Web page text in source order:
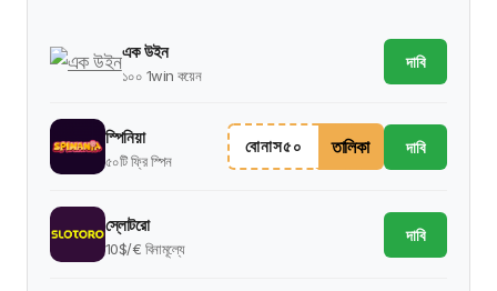
এক উইন
১০০ 1win কয়েন
দাবি
স্পিনিয়া
৫০টি ফ্রি স্পিন
বোনাস৫০ তালিকা দাবি
স্লোটরো
10$/€ বিনামূল্যে
দাবি